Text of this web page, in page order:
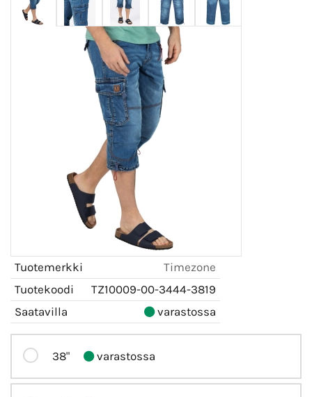
Tuotemerkki
Timezone
Tuotekoodi
TZ10009-00-3444-3819
Saatavilla
varastossa
38" varastossa